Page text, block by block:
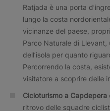
Ratjada è una porta
lungo la costa
vicinanze del paese,
Parco Naturale di
dell’isola per quanto
Percorrendo la costa,
visitatore a scoprire delle
Cicloturismo a Capdepera
ritrovo delle squadre